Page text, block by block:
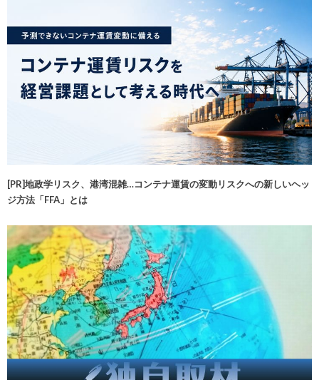
[PR]地政学リスク、港湾混雑…コンテナ運賃の変動リスクへの新しいヘッ
ジ方法「FFA」とは